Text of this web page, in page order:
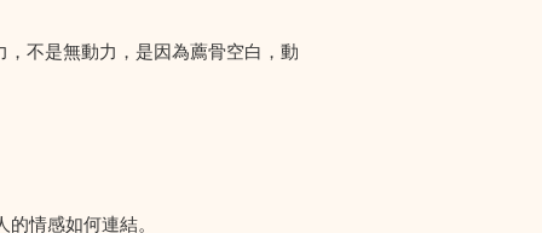
不是無動力，是因為薦骨空白，動
情感如何連結。